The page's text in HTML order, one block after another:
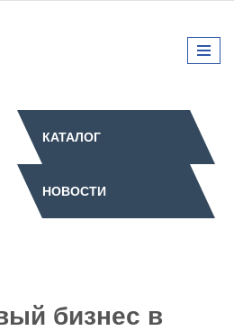
КАТАЛОГ
НОВОСТИ
бизнес в